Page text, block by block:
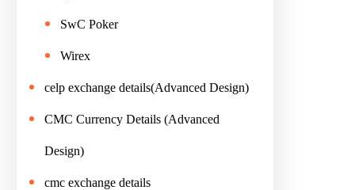
SwC Poker
Wirex
celp exchange details(Advanced Design)
CMC Currency Details (Advanced
Design)
cmc exchange details